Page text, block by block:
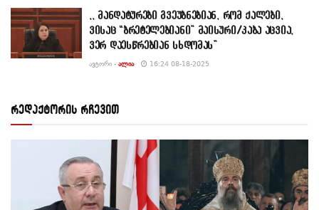
,, მანდატურები გვეუბნებიან, რომ ქალები,
ვისაც “ბრეტელებიანი” მაისური/კაბა აცვია,
ვერ დაესწრებიან სხდომას”
ᲐᲕᲢᲝᲠᲘ - ᲐᲚᲘᲐ 16:24 08-18-2025
რედაქტორის რჩევით